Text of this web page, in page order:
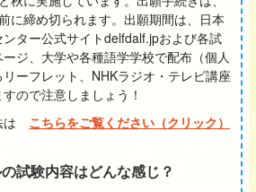
に締め切られます。出願期間は、日本
ター公式サイトdelfdalf.jpおよび各試
ジ、大学や各種語学学校で配布（個人
ーフレット、NHKラジオ・テレビ講座
ので注意しましょう！
は こちらをご覧ください（クリック）
試験内容はどんな感じ？